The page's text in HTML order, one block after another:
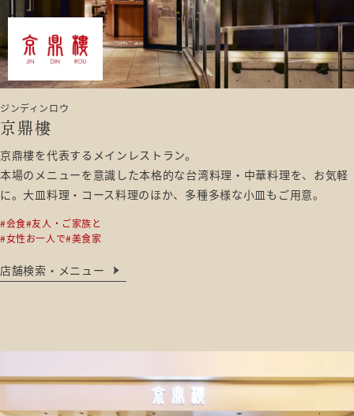
ジンディンロウ
京鼎樓
京鼎樓を代表するメインレストラン。
本場のメニューを意識した本格的な台湾料理・中華料理を、お気軽
に。大皿料理・コース料理のほか、多種多様な小皿もご用意。
#会食#友人・ご家族と
#女性お一人で#美食家
店舗検索・メニュー